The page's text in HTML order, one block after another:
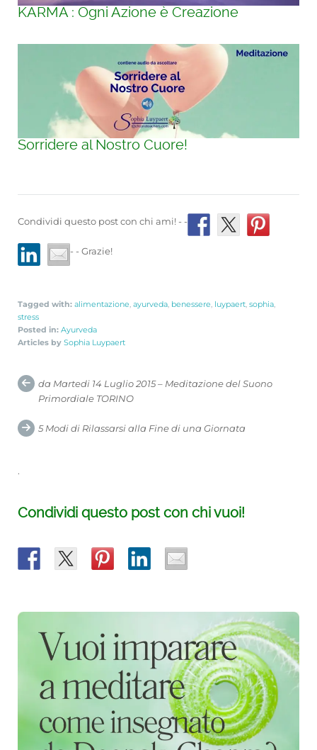
KARMA : Ogni Azione è Creazione
Sorridere al Nostro Cuore!
Condividi questo post con chi ami! - -
- - Grazie!
Tagged with: alimentazione ayurveda benessere luypaert sophia
stress
Posted in: Ayurveda
Articles by Sophia Luypaert
Post
navigation
da Martedi 14 Luglio 2015 – Meditazione del Suono
Primordiale TORINO
5 Modi di Rilassarsi alla Fine di una Giornata
.
Condividi questo post con chi vuoi!